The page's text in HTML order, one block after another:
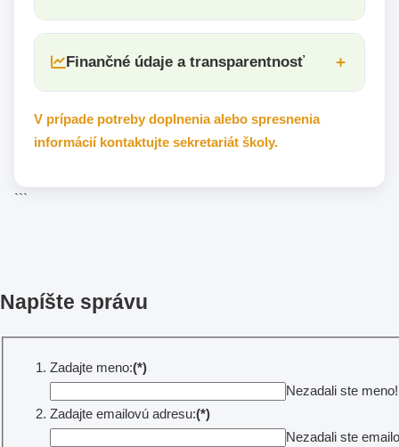
Finančné údaje a transparentnosť
V prípade potreby doplnenia alebo spresnenia
informácií kontaktujte sekretariát školy.
```
Napíšte správu
Zadajte meno:(*)
Nezadali ste meno!
Zadajte emailovú adresu:(*)
Nezadali ste